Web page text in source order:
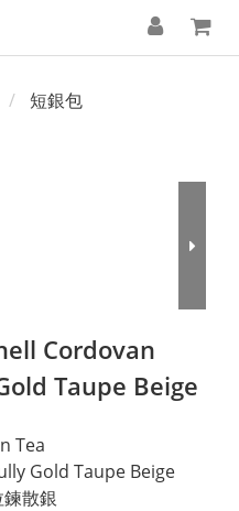
短銀包
Cordovan
Taupe Beige
Tea
Gold Taupe Beige
散銀